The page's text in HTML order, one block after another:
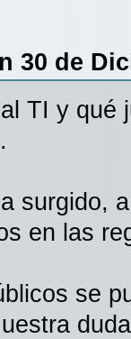
30 de
TI y qué
surgido,
en las
se